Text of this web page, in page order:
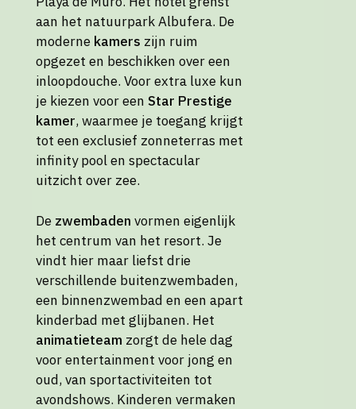
aan het natuurpark Albufera. De
moderne kamers zijn ruim
opgezet en beschikken over een
inloopdouche. Voor extra luxe kun
je kiezen voor een Star Prestige
kamer, waarmee je toegang krijgt
tot een exclusief zonneterras met
infinity pool en spectacular
uitzicht over zee.
De zwembaden vormen eigenlijk
het centrum van het resort. Je
vindt hier maar liefst drie
verschillende buitenzwembaden,
een binnenzwembad en een apart
kinderbad met glijbanen. Het
animatieteam zorgt de hele dag
voor entertainment voor jong en
oud, van sportactiviteiten tot
avondshows. Kinderen vermaken